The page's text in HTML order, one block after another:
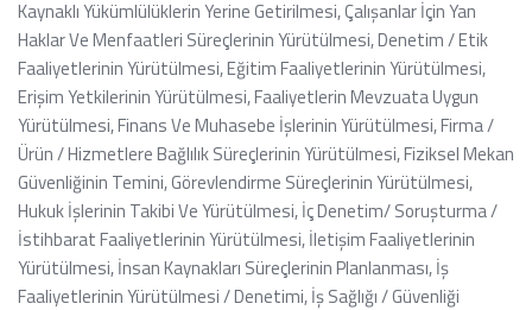
Kaynaklı Yükümlülüklerin Yerine Getirilmesi, Çalışanlar İçin Yan
Haklar Ve Menfaatleri Süreçlerinin Yürütülmesi, Denetim / Etik
Faaliyetlerinin Yürütülmesi, Eğitim Faaliyetlerinin Yürütülmesi,
Erişim Yetkilerinin Yürütülmesi, Faaliyetlerin Mevzuata Uygun
Yürütülmesi, Finans Ve Muhasebe İşlerinin Yürütülmesi, Firma /
Ürün / Hizmetlere Bağlılık Süreçlerinin Yürütülmesi, Fiziksel Mekan
Güvenliğinin Temini, Görevlendirme Süreçlerinin Yürütülmesi,
Hukuk İşlerinin Takibi Ve Yürütülmesi, İç Denetim/ Soruşturma /
İstihbarat Faaliyetlerinin Yürütülmesi, İletişim Faaliyetlerinin
Yürütülmesi, İnsan Kaynakları Süreçlerinin Planlanması, İş
Faaliyetlerinin Yürütülmesi / Denetimi, İş Sağlığı / Güvenliği